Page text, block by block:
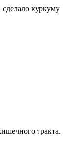
куркуму
тракта.